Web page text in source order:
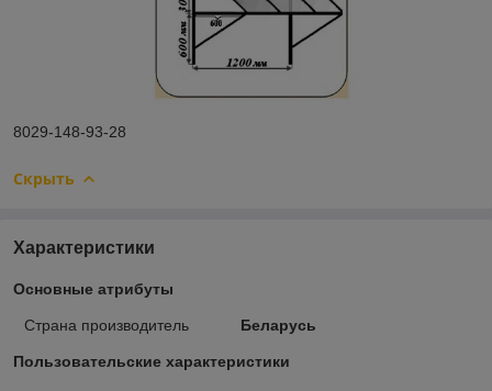
8029-148-93-28
Скрыть
Характеристики
Основные атрибуты
Страна производитель Беларусь
Пользовательские характеристики